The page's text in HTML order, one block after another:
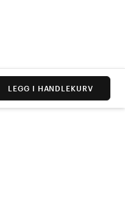
LEGG I HANDLEKURV